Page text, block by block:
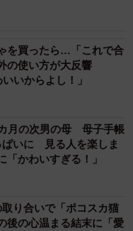
を買ったら…「これで合
の使い方が大反響
いからよし！」
月の次男の母 母子手帳
ぱいに 見る人を楽しま
「かわいすぎる！」
り合いで「ポコスカ猫
の心温まる結末に「愛